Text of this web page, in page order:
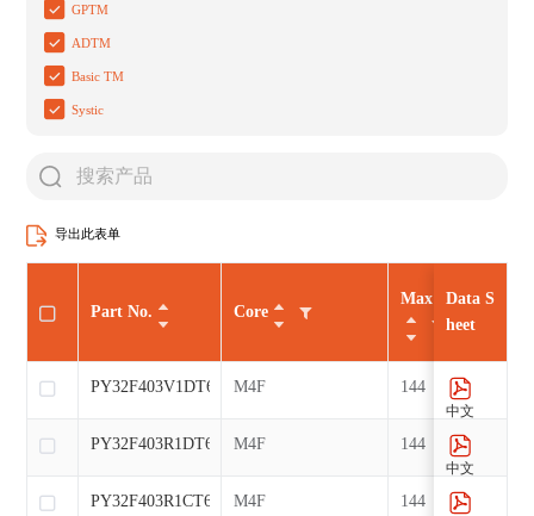
GPTM
ADTM
Basic TM
Systic
导出此表单
Core
Max CLK（MHz
M4F 144
M4F 144
M4F 144
Part No.
PY32F403V1DT6
PY32F403R1DT6
PY32F403R1CT6
Data S
heet
中文
中文